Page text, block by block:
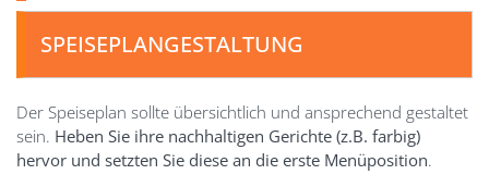
SPEISEPLANGESTALTUNG
Der Speiseplan sollte übersichtlich und ansprechend gestaltet
sein. Heben Sie ihre nachhaltigen Gerichte (z.B. farbig)
hervor und setzten Sie diese an die erste Menüposition.